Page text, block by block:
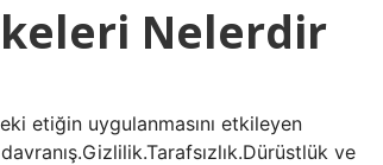
Nelerdir
etiğin uygulanmasını etkileyen
ve